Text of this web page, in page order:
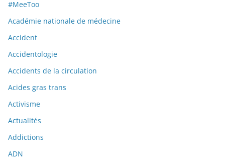
#MeeToo
Académie nationale de médecine
Accident
Accidentologie
Accidents de la circulation
Acides gras trans
Activisme
Actualités
Addictions
ADN